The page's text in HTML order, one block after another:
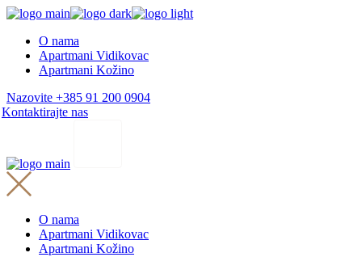
Skip
content
O nama
Apartmani Vidikovac
Apartmani Kožino
Nazovite +385 91 200 0904
Kontaktirajte nas
O nama
Apartmani Vidikovac
Apartmani Kožino